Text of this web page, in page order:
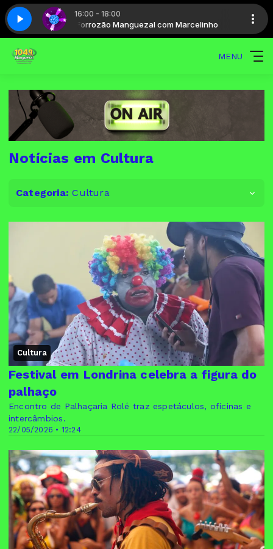
16:00 - 18:00
Forrozão Manguezal com Marcelinho
5 Vale a pena ouvir de novo - Parte 5
MENU
Notícias em Cultura
Categoria: Cultura
Cultura
22/05/2026 • 12:24
Festival em Londrina celebra a figura do
palhaço
Encontro de Palhaçaria Rolé traz espetáculos, oficinas e
intercâmbios.